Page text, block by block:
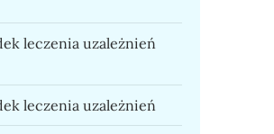
leczenia uzależnień
leczenia uzależnień